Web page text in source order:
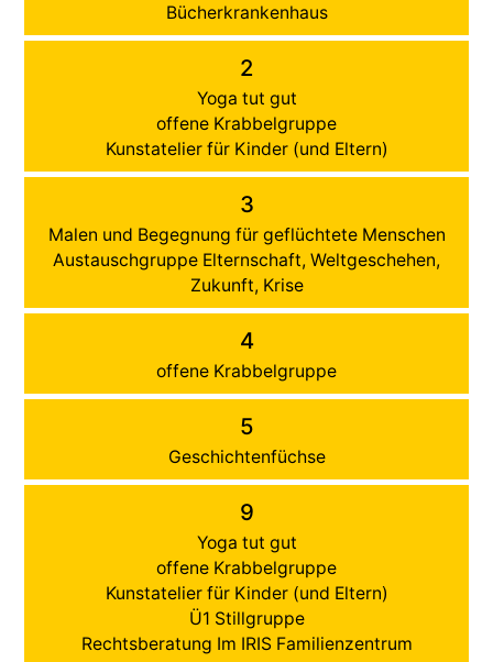
Bücherkrankenhaus
2
Yoga tut gut
offene Krabbelgruppe
Kunstatelier für Kinder (und Eltern)
3
Malen und Begegnung für geflüchtete Menschen
Austauschgruppe Elternschaft, Weltgeschehen,
Zukunft, Krise
4
offene Krabbelgruppe
5
Geschichtenfüchse
9
Yoga tut gut
offene Krabbelgruppe
Kunstatelier für Kinder (und Eltern)
Ü1 Stillgruppe
Rechtsberatung Im IRIS Familienzentrum